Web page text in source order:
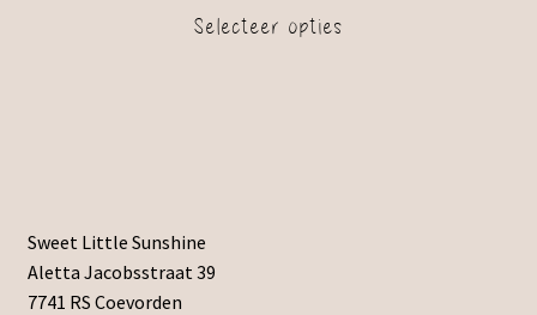
Selecteer opties
Sweet Little Sunshine
Aletta Jacobsstraat 39
7741 RS Coevorden